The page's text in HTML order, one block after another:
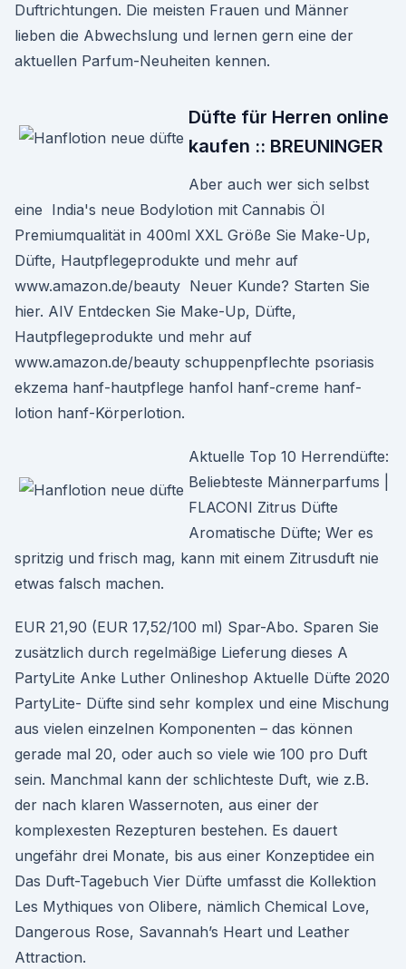
Duftrichtungen. Die meisten Frauen und Männer
lieben die Abwechslung und lernen gern eine der
aktuellen Parfum-Neuheiten kennen.
Düfte für Herren online
kaufen :: BREUNINGER
Aber auch wer sich selbst
eine India's neue Bodylotion mit Cannabis Öl
Premiumqualität in 400ml XXL Größe Sie Make-Up,
Düfte, Hautpflegeprodukte und mehr auf
www.amazon.de/beauty Neuer Kunde? Starten Sie
hier. AIV Entdecken Sie Make-Up, Düfte,
Hautpflegeprodukte und mehr auf
www.amazon.de/beauty schuppenpflechte psoriasis
ekzema hanf-hautpflege hanfol hanf-creme hanf-
lotion hanf-Körperlotion.
Aktuelle Top 10 Herrendüfte:
Beliebteste Männerparfums |
FLACONI Zitrus Düfte
Aromatische Düfte; Wer es
spritzig und frisch mag, kann mit einem Zitrusduft nie
etwas falsch machen.
EUR 21,90 (EUR 17,52/100 ml) Spar-Abo. Sparen Sie
zusätzlich durch regelmäßige Lieferung dieses A
PartyLite Anke Luther Onlineshop Aktuelle Düfte 2020
PartyLite- Düfte sind sehr komplex und eine Mischung
aus vielen einzelnen Komponenten – das können
gerade mal 20, oder auch so viele wie 100 pro Duft
sein. Manchmal kann der schlichteste Duft, wie z.B.
der nach klaren Wassernoten, aus einer der
komplexesten Rezepturen bestehen. Es dauert
ungefähr drei Monate, bis aus einer Konzeptidee ein
Das Duft-Tagebuch Vier Düfte umfasst die Kollektion
Les Mythiques von Olibere, nämlich Chemical Love,
Dangerous Rose, Savannah’s Heart und Leather
Attraction.